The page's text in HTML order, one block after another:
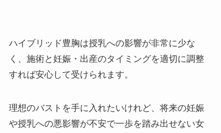
ハイブリッド豊胸は授乳への影響が非常に少な
く、施術と妊娠・出産のタイミングを適切に調整
すれば安心して受けられます。
理想のバストを手に入れたいけれど、将来の妊娠
や授乳への悪影響が不安で一歩を踏み出せない女